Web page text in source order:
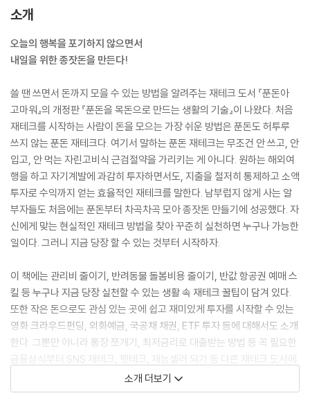
소개
오늘의 행복을 포기하지 않으면서
내일을 위한 종잣돈을 만든다!
쓸 땐 쓰면서 돈까지 모을 수 있는 방법을 알려주는 재테크 도서 『푼돈아
고마워』의 개정판 『푼돈을 목돈으로 만드는 생활의 기술』이 나왔다. 처음
재테크를 시작하는 사람이 돈을 모으는 가장 쉬운 방법은 푼돈도 허투루
쓰지 않는 푼돈 재테크다. 여기서 말하는 푼돈 재테크는 무조건 안 쓰고, 안
입고, 안 먹는 자린고비식 근검절약을 가리키는 게 아니다. 원하는 해외여
행을 하고 자기계발에 과감히 투자하면서도, 지출을 철저히 통제하고 소액
투자로 수익까지 얻는 효율적인 재테크를 말한다. 남부럽지 않게 사는 알
부자들도 처음에는 푼돈부터 차곡차곡 모아 종잣돈 만들기에 성공했다. 자
신에게 맞는 현실적인 재테크 방법을 찾아 꾸준히 실천하면 누구나 가능한
일이다. 그러니 지금 당장 할 수 있는 것부터 시작하자.
이 책에는 관리비 줄이기, 반려동물 돌봄비용 줄이기, 반값 항공권 예매 스
킬 등 누구나 지금 당장 실천할 수 있는 생활 속 재테크 꿀팁이 담겨 있다.
또한 작은 돈으로도 관심 있는 곳에 쉽고 재미있게 투자를 시작할 수 있는
영화 크라우드펀딩, 외화예금, 국공채 채권, ETF 투자 등에 대해서도 소개
한다. 그뿐만 아니라 통장 쪼개기, 최저금리로 대출받는 방법 등 꼭 필요한
금융상식부터 SNS 재테크, 펫테크, 재능셀러 되기 등 다른 재테크 도서에
서는 찾아볼 수 없었던 부수입 얻는 노하우까지 공개한다. 이 책에서 소개
한 방법을 하나씩 실천해 통장잔고가 불어나는 기쁨을 만끽해보자.
소개 더보기